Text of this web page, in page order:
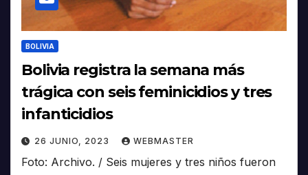
BOLIVIA
Bolivia registra la semana más
trágica con seis feminicidios y tres
infanticidios
26 JUNIO, 2023 WEBMASTER
Foto: Archivo. / Seis mujeres y tres niños fueron